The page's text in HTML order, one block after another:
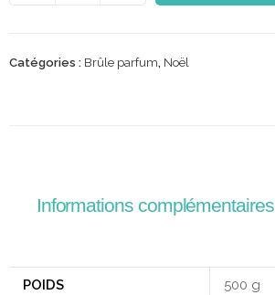
Catégories : Brûle parfum, Noël
Informations complémentaires
POIDS 500 g